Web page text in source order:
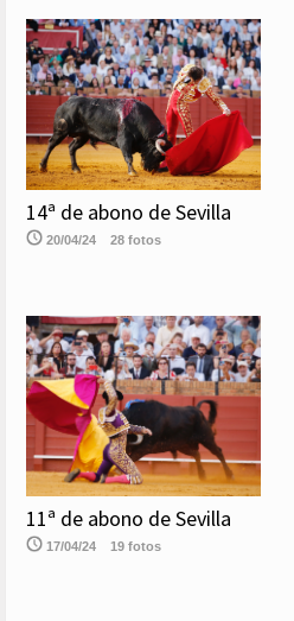
14ª de abono de Sevilla
20/04/24 28 fotos
11ª de abono de Sevilla
17/04/24 19 fotos